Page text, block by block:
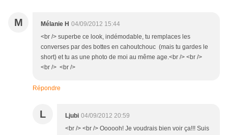
M Mélanie H 04/09/2012 15:44
<br /> superbe ce look, indémodable, tu remplaces les
converses par des bottes en cahoutchouc (mais tu gardes le
short) et tu as une photo de moi au même age.<br /> <br />
<br /> <br />
Répondre
L Ljubi 04/09/2012 20:59
<br /> <br /> Oooooh! Je voudrais bien voir ça!!! Suis